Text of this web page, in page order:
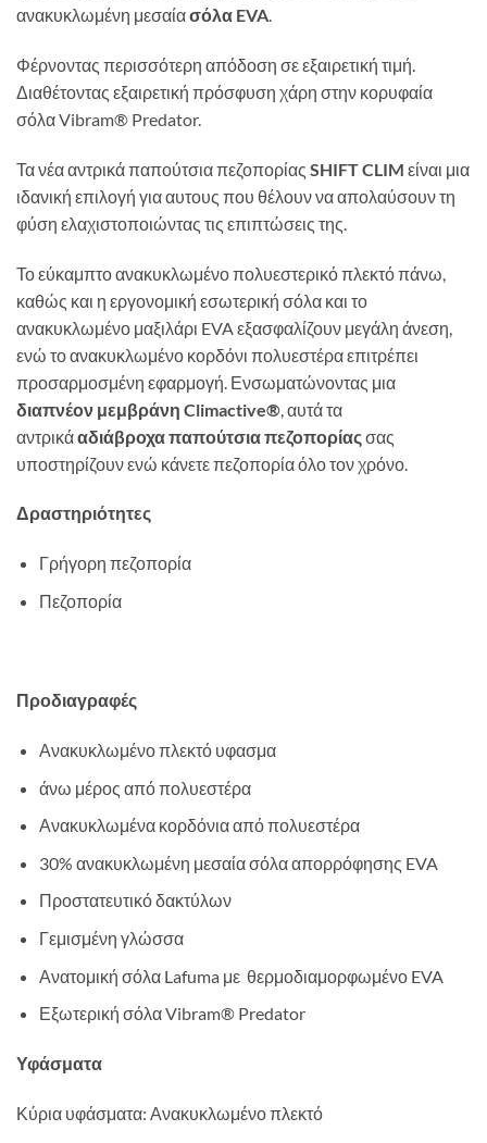
ανακυκλωμένη μεσαίασόλα EVA.
Φέρνοντας περισσότερη απόδοση σε εξαιρετική τιμή.
Διαθέτοντας εξαιρετική πρόσφυση χάρη στην κορυφαία
σόλα Vibram® Predator.
Τα νέα αντρικά παπούτσια πεζοπορίας SHIFT CLIM είναι μια
ιδανική επιλογή για αυτους που θέλουν να απολαύσουν τη
φύση ελαχιστοποιώντας τις επιπτώσεις της.
Το εύκαμπτο ανακυκλωμένο πολυεστερικό πλεκτό πάνω,
καθώς και η εργονομική εσωτερική σόλα και το
ανακυκλωμένο μαξιλάρι EVA εξασφαλίζουν μεγάλη άνεση,
ενώ το ανακυκλωμένο κορδόνι πολυεστέρα επιτρέπει
προσαρμοσμένη εφαρμογή. Ενσωματώνοντας μια
διαπνέον μεμβράνη Climactive® , αυτά τα
αντρικάαδιάβροχα παπούτσια πεζοπορίαςσας
υποστηρίζουν ενώ κάνετε πεζοπορία όλο τον χρόνο.
Δραστηριότητες
Γρήγορη πεζοπορία
Πεζοπορία
Προδιαγραφές
Ανακυκλωμένο πλεκτό υφασμα
άνω μέρος από πολυεστέρα
Ανακυκλωμένα κορδόνια από πολυεστέρα
30% ανακυκλωμένη μεσαία σόλα απορρόφησης EVA
Προστατευτικό δακτύλων
Γεμισμένη γλώσσα
Ανατομική σόλα Lafuma με θερμοδιαμορφωμένο EVA
Εξωτερική σόλα Vibram® Predator
Υφάσματα
Κύρια υφάσματα: Ανακυκλωμένο πλεκτό